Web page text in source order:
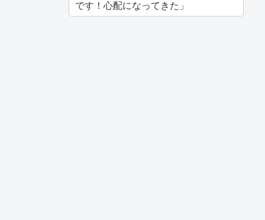
です！心配になってきた」